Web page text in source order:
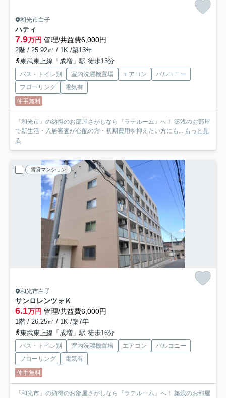
和光市白子
ハティ
7.9万円 管理/共益費6,000円
2階 / 25.92㎡ / 1K /築13年
東武東上線「成増」駅 徒歩13分
バス・トイレ別 室内洗濯機置場 エアコン
バルコニー
フローリング
電気有
仲手無料
『和光市』の納得のお部屋さがしなら『ラテルーム』へ！ 築浅のお部屋
で新生活・入居審査が心配の方・初期費用を抑えたい方にも...
もっと見
る
賃貸マンション
和光市白子
サンロレンツォＫ
6.1万円 管理/共益費6,000円
1階 / 26.25㎡ / 1K /築7年
東武東上線「成増」駅 徒歩16分
バス・トイレ別 室内洗濯機置場 エアコン
バルコニー
フローリング
電気有
仲手無料
『和光市』の納得のお部屋さがしなら『ラテルーム』へ！ 築浅のお部屋